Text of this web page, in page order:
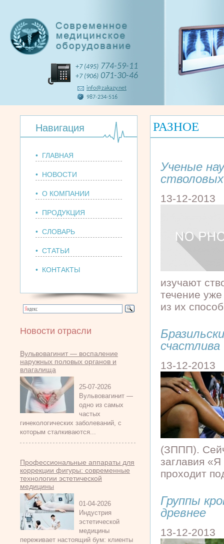
+7 (495) 774-59-11
+7 (906) 071-30-46
info@zakazy.net
987-234-516
Навигация
• ГЛАВНАЯ
• НОВОСТИ
• О КОМПАНИИ
• ПРОДУКЦИЯ
• СЛОВАРЬ
• СТАТЬИ
• КОНТАКТЫ
Новости отрасли
Вульвовагинит — воспаление
наружных половых органов и
влагалища
25-07-2026
Вульвовагинит —
одно из самых
частых
гинекологических заболеваний, с
которым сталкиваются...
Профессиональные аппараты для
коррекции фигуры: современные
технологии эстетической
медицины
01-04-2026
Индустрия
эстетической
медицины
переживает настоящий бум: клиенты
РАЗНОЕ
Ученые
13-12-2013
изучают
течение
из их
13-12-2013
(ЗППП).
заглавия «Я
проходит
Группы
древнее
13-12-2013